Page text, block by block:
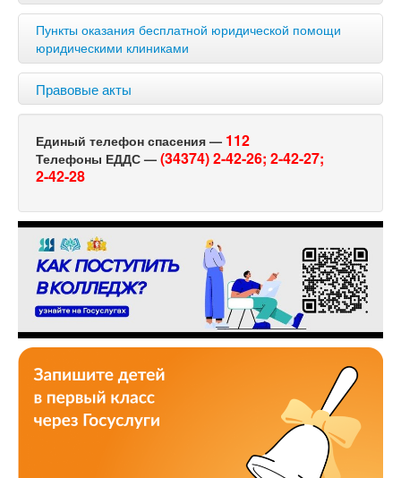
Пункты оказания бесплатной юридической помощи
юридическими клиниками
Правовые акты
Единый телефон спасения — 112
Телефоны ЕДДС — (34374) 2-42-26; 2-42-27;
2-42-28